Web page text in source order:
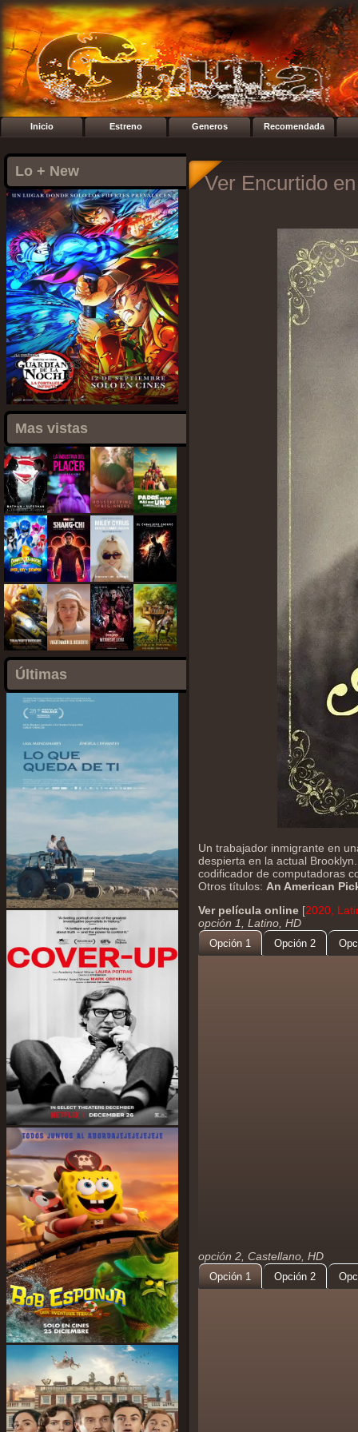
Inicio Estreno Generos Recomendada
Lo + New
Mas vistas
Últimas
Ver Encurtido
Un trabajador inmigrante en
despierta en la actual
codificador de computadoras
Otros títulos: An American
Ver película online [2020,
opción 1, Latino, HD
Opción 1 Opción 2
opción 2, Castellano, HD
Opción 1 Opción 2